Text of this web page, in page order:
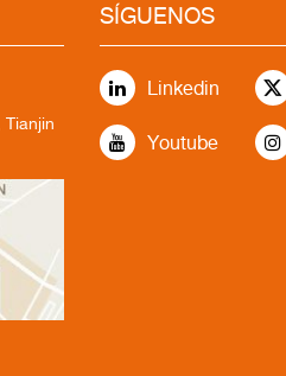
Tianjin
SÍGUENOS
Linkedin
Youtube